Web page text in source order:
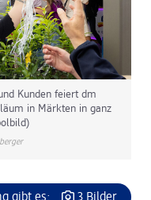
Kunden feiert dm
in Märkten in ganz